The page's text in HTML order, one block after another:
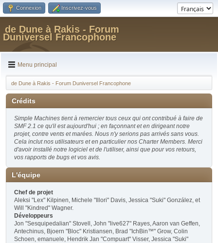
Connexion Inscrivez-vous
de Dune à Rakis - Forum
Duniversel Francophone
Menu principal
de Dune à Rakis - Forum Duniversel Francophone
Crédits
Simple Machines tient à remercier tous ceux qui ont contribué à faire de
SMF 2.1 ce qu'il est aujourd'hui ; en façonnant et en dirigeant notre
projet, contre vents et marées. Nous n'y serions pas arrivés sans vous.
Cela inclut nos utilisateurs et en particulier nos Charter Members. Merci
d'avoir installé notre logiciel et de l'utiliser, ainsi que pour vos retours,
vos rapports de bugs et vos avis.
L'équipe
Chef de projet
Aleksi "Lex" Kilpinen, Michele "Illori" Davis, Jessica "Suki" González, et
Will "Kindred" Wagner.
Développeurs
Jon "Sesquipedalian" Stovell, John "live627" Rayes, Aaron van Geffen,
Antechinus, Bjoern "Bloc" Kristiansen, Brad "IchBin™" Grow, Colin
Schoen, emanuele, Hendrik Jan "Compuart" Visser, Jessica "Suki"